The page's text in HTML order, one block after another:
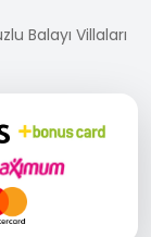
Balayı Villaları